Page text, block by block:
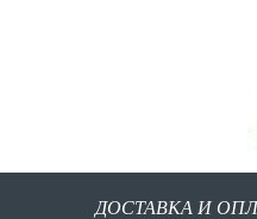
ДОСТАВКА И